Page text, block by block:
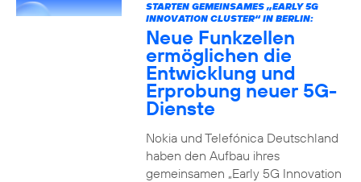
STARTEN GEMEINSAMES „EARLY 5G
INNOVATION CLUSTER“ IN BERLIN:
Neue Funkzellen
ermöglichen die
Entwicklung und
Erprobung neuer 5G-
Dienste
Nokia und Telefónica Deutschland
haben den Aufbau ihres
gemeinsamen „Early 5G Innovation